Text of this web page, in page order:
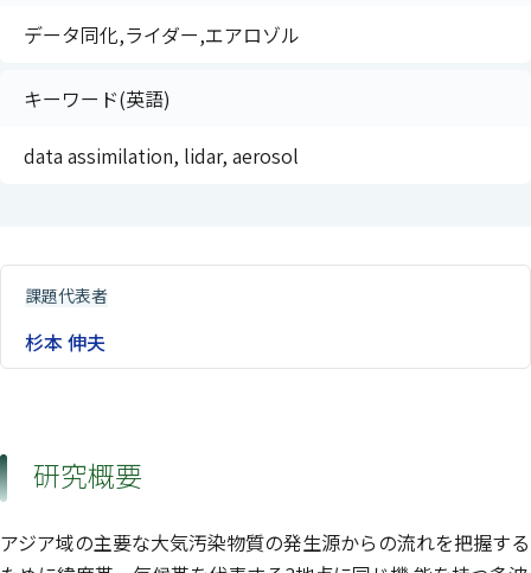
データ同化,ライダー,エアロゾル
キーワード(英語)
data assimilation, lidar, aerosol
課題代表者
杉本 伸夫
研究概要
アジア域の主要な大気汚染物質の発生源からの流れを把握する